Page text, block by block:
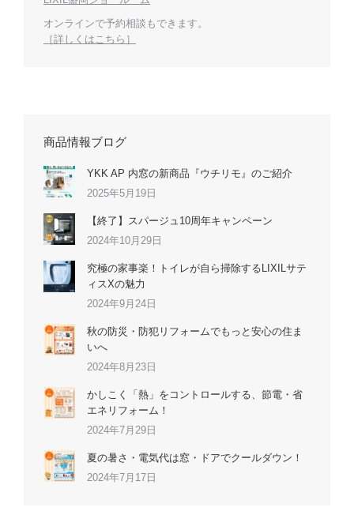
オンラインで予約相談もできます。
［詳しくはこちら］
商品情報ブログ
YKK AP 内窓の新商品『ウチリモ』のご紹介
2025年5月19日
【終了】スパージュ10周年キャンペーン
2024年10月29日
究極の家事楽！トイレが自ら掃除するLIXILサテ
ィスXの魅力
2024年9月24日
秋の防災・防犯リフォームでもっと安心の住ま
いへ
2024年8月23日
かしこく「熱」をコントロールする、節電・省
エネリフォーム！
2024年7月29日
夏の暑さ・電気代は窓・ドアでクールダウン！
2024年7月17日